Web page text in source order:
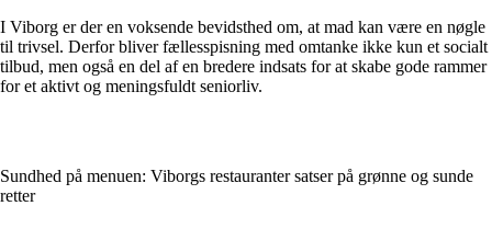
I Viborg er der en voksende bevidsthed om, at mad kan være en nøgle
til trivsel. Derfor bliver fællesspisning med omtanke ikke kun et socialt
tilbud, men også en del af en bredere indsats for at skabe gode rammer
for et aktivt og meningsfuldt seniorliv.
Sundhed på menuen: Viborgs restauranter satser på grønne og sunde
retter